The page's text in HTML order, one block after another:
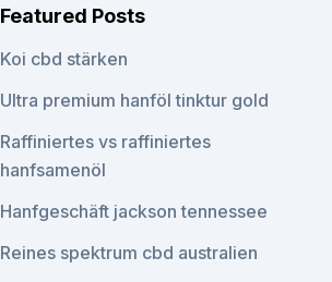
Featured Posts
Koi cbd stärken
Ultra premium hanföl tinktur gold
Raffiniertes vs raffiniertes
hanfsamenöl
Hanfgeschäft jackson tennessee
Reines spektrum cbd australien